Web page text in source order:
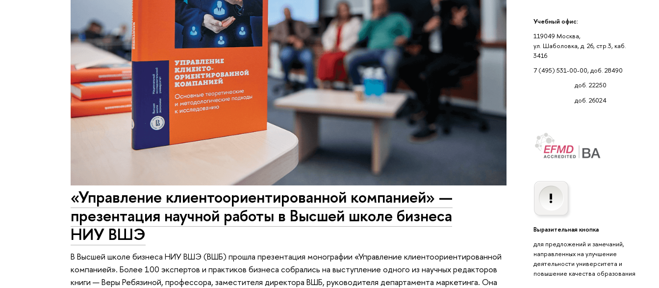
Учебный офис:
119049 Москва,
ул. Шаболовка, д. 26, стр.3, каб.
3416
7 (495) 531-00-00, доб. 28490
доб. 22250
доб. 26024
Выразительная кнопка
для предложений и замечаний,
направленных на улучшение
деятельности университета и
повышение качества образования
«Управление клиентоориентированной компанией» —
презентация научной работы в Высшей школе бизнеса
НИУ ВШЭ
В Высшей школе бизнеса НИУ ВШЭ (ВШБ) прошла презентация монографии «Управление клиентоориентированной
компанией». Более 100 экспертов и практиков бизнеса собрались на выступление одного из научных редакторов
книги — Веры Ребязиной, профессора, заместителя директора ВШБ, руководителя департамента маркетинга. Она